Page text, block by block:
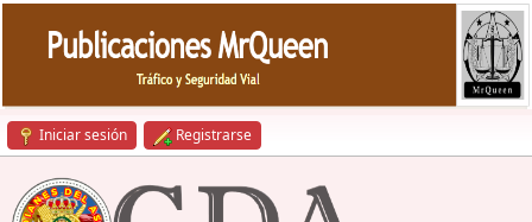
Iniciar sesión Registrarse